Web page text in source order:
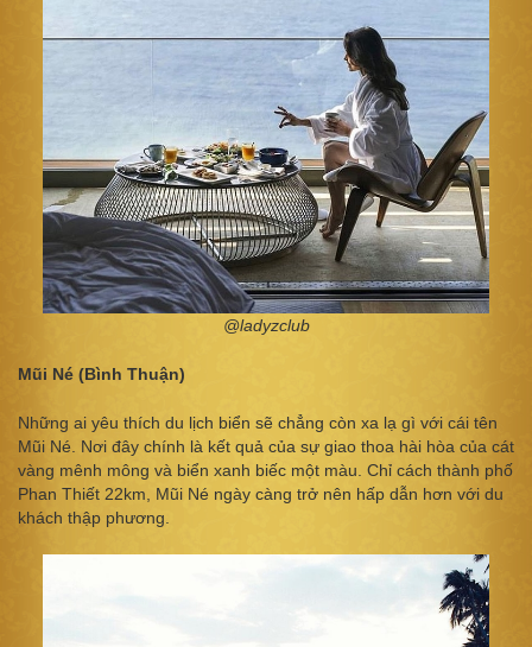
@ladyzclub
Mũi Né (Bình Thuận)
Những ai yêu thích du lịch biển sẽ chẳng còn xa lạ gì với cái tên
Mũi Né. Nơi đây chính là kết quả của sự giao thoa hài hòa của cát
vàng mênh mông và biển xanh biếc một màu. Chỉ cách thành phố
Phan Thiết 22km, Mũi Né ngày càng trở nên hấp dẫn hơn với du
khách thập phương.